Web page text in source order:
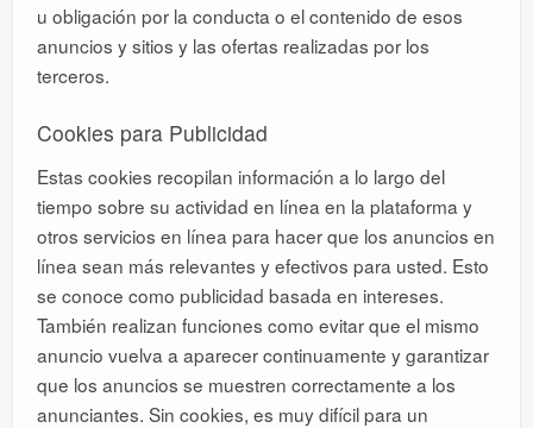
u obligación por la conducta o el contenido de esos
anuncios y sitios y las ofertas realizadas por los
terceros.
Cookies para Publicidad
Estas cookies recopilan información a lo largo del
tiempo sobre su actividad en línea en la plataforma y
otros servicios en línea para hacer que los anuncios en
línea sean más relevantes y efectivos para usted. Esto
se conoce como publicidad basada en intereses.
También realizan funciones como evitar que el mismo
anuncio vuelva a aparecer continuamente y garantizar
que los anuncios se muestren correctamente a los
anunciantes. Sin cookies, es muy difícil para un